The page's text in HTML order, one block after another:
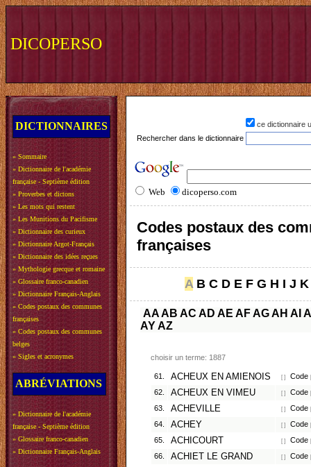
DICOPERSO
DICTIONNAIRES
» Sommaire
» Dictionnaire de l'académie
française - Septième édition
» Proverbes et dictons
» Les mots qui restent
» Les Munitions du Pacifisme
» Dictionnaire des curieux
» Dictionnaire Argot-Français
» Dictionnaire des idées reçues
» Mythologie grecque et romaine
» Glossaire franco-canadien
» Dictionnaire Français-Anglais
» Codes postaux des communes
françaises
» Codes postaux des communes
belges
» Sigles et acronymes
ABRÉVIATIONS
» Dictionnaire de l'académie
française - Septième édition
» Glossaire franco-canadien
» Dictionnaire Français-Anglais
ce dictionnaire
Rechercher dans le dictionnaire
Web dicoperso.com
Codes postaux des
françaises
A B C D E F G H I J K
AAAB AC AD AE AFAGAH AI
AYAZ
choisir un terme: 1887
61. ACHEUX EN AMIENOIS [ ]
Code
62.
ACHEUX EN VIMEU [ ]
Code
63.
ACHEVILLE [ ]
Code
64.
ACHEY [ ]
Code
65.
ACHICOURT [ ]
Code
66.
ACHIET LE GRAND [ ]
Code